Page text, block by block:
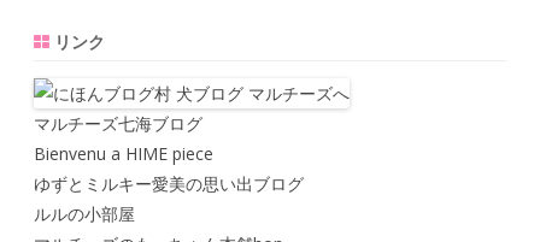
リンク
マルチーズ七海ブログ
Bienvenu a HIME piece
ゆずとミルキー愛美の思い出ブログ
ルルの小部屋